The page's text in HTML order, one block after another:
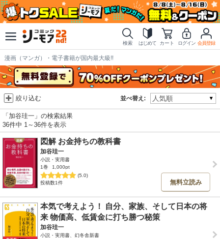
検索 はじめて カート ログイン 会員登録
漫画（マンガ）・電子書籍が国内最大級!!
並べ替え:
絞り込む
「加谷珪一」の検索結果
36件中 1～36件を表示
図解 お金持ちの教科書
加谷珪一
小説・実用書
1巻
1,000pt
(5.0)
投稿数1件
無料立読み
本気で考えよう！ 自分、家族、そして日本の将
来 物価高、低賃金に打ち勝つ秘策
加谷珪一
小説・実用書、幻冬舎新書